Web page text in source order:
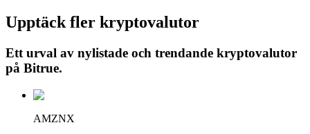
Kryptostödd lånetjänst
Upptäck fler kryptovalutor
Ett urval av nylistade och trendande kryptovalutor
på Bitrue.
AMZNX